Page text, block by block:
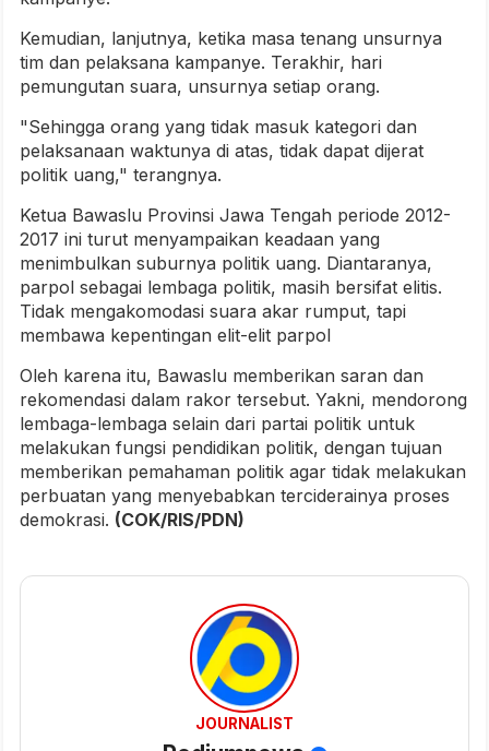
Kemudian, lanjutnya, ketika masa tenang unsurnya
tim dan pelaksana kampanye. Terakhir, hari
pemungutan suara, unsurnya setiap orang.
"Sehingga orang yang tidak masuk kategori dan
pelaksanaan waktunya di atas, tidak dapat dijerat
politik uang," terangnya.
Ketua Bawaslu Provinsi Jawa Tengah periode 2012-
2017 ini turut menyampaikan keadaan yang
menimbulkan suburnya politik uang. Diantaranya,
parpol sebagai lembaga politik, masih bersifat elitis.
Tidak mengakomodasi suara akar rumput, tapi
membawa kepentingan elit-elit parpol
Oleh karena itu, Bawaslu memberikan saran dan
rekomendasi dalam rakor tersebut. Yakni, mendorong
lembaga-lembaga selain dari partai politik untuk
melakukan fungsi pendidikan politik, dengan tujuan
memberikan pemahaman politik agar tidak melakukan
perbuatan yang menyebabkan terciderainya proses
demokrasi. (COK/RIS/PDN)
JOURNALIST